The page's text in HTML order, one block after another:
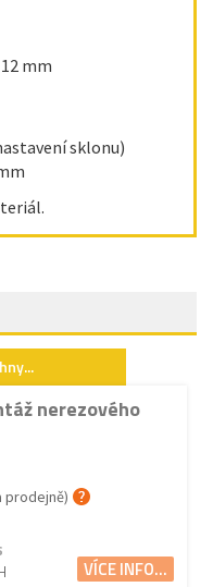
mm
sklonu)
nerezového
prodejně)
VÍCE INFO...